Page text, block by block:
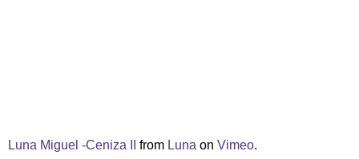
Luna Miguel -Ceniza II from Luna on Vimeo.